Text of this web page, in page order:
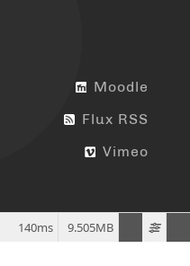
Moodle
Flux RSS
Vimeo
9.505MB
140ms